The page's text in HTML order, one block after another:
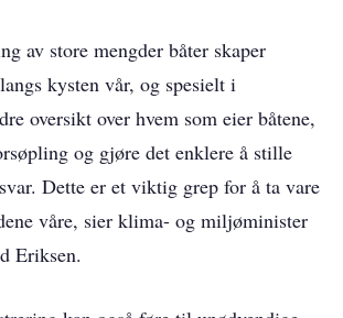
av store mengder båter skaper
kysten vår, og spesielt i
oversikt over hvem som eier båtene,
og gjøre det enklere å stille
Dette er et viktig grep for å ta vare
våre, sier klima- og miljøminister
Eriksen.